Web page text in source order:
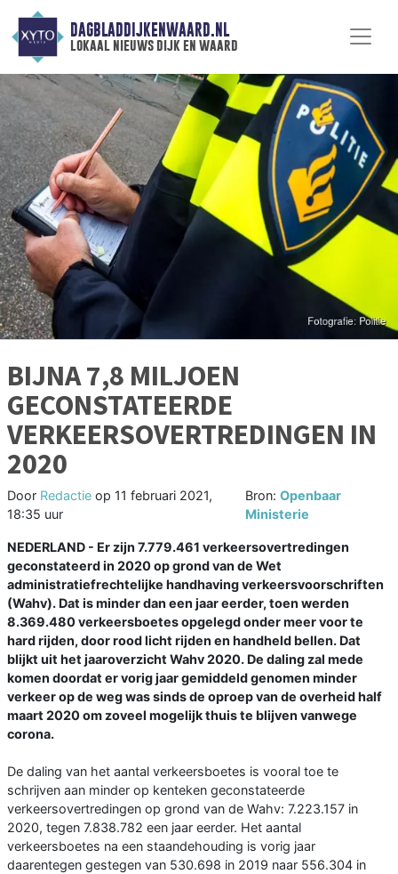
DAGBLADDIJKENWAARD.NL
lokaal nieuws dijk en waard
BIJNA 7,8 MILJOEN
GECONSTATEERDE
VERKEERSOVERTREDINGEN IN
2020
Door Redactie op 11 februari 2021,
18:35 uur
Bron: Openbaar
Ministerie
NEDERLAND - Er zijn 7.779.461 verkeersovertredingen
geconstateerd in 2020 op grond van de Wet
administratiefrechtelijke handhaving verkeersvoorschriften
(Wahv). Dat is minder dan een jaar eerder, toen werden
8.369.480 verkeersboetes opgelegd onder meer voor te
hard rijden, door rood licht rijden en handheld bellen. Dat
blijkt uit het jaaroverzicht Wahv 2020. De daling zal mede
komen doordat er vorig jaar gemiddeld genomen minder
verkeer op de weg was sinds de oproep van de overheid half
maart 2020 om zoveel mogelijk thuis te blijven vanwege
corona.
De daling van het aantal verkeersboetes is vooral toe te
schrijven aan minder op kenteken geconstateerde
verkeersovertredingen op grond van de Wahv: 7.223.157 in
2020, tegen 7.838.782 een jaar eerder. Het aantal
verkeersboetes na een staandehouding is vorig jaar
daarentegen gestegen van 530.698 in 2019 naar 556.304 in